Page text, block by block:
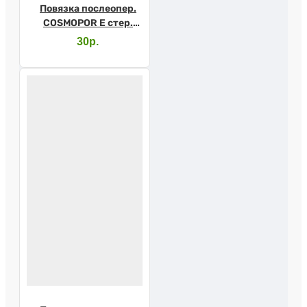
Повязка послеопер.
COSMOPOR E стер.
10х6см
30р.